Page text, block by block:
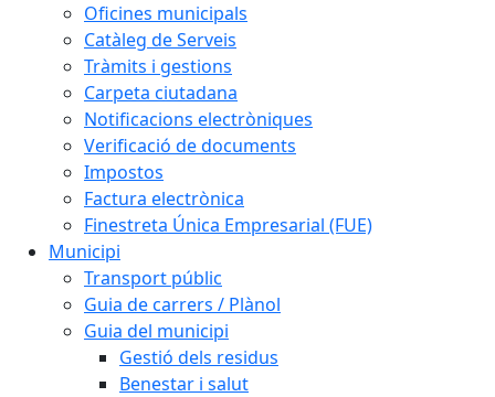
Oficines municipals
Catàleg de Serveis
Tràmits i gestions
Carpeta ciutadana
Notificacions electròniques
Verificació de documents
Impostos
Factura electrònica
Finestreta Única Empresarial (FUE)
Municipi
Transport públic
Guia de carrers / Plànol
Guia del municipi
Gestió dels residus
Benestar i salut